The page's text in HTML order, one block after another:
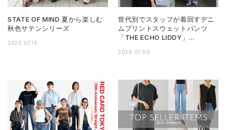
STATE OF MIND 夏から楽しむ
秋色サテンシリーズ
2026.07.16
世代別でスタッフが着回すデニ
ムプリントスウェットパンツ
「THE ECHO LIDDY」…
2026.07.09